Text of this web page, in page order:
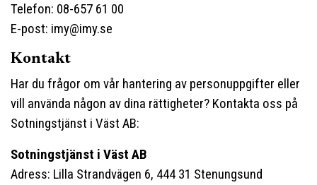
Telefon: 08-657 61 00
E-post: imy@imy.se
Kontakt
Har du frågor om vår hantering av personuppgifter eller
vill använda någon av dina rättigheter? Kontakta oss på
Sotningstjänst i Väst AB:
Sotningstjänst i Väst AB
Adress: Lilla Strandvägen 6, 444 31 Stenungsund